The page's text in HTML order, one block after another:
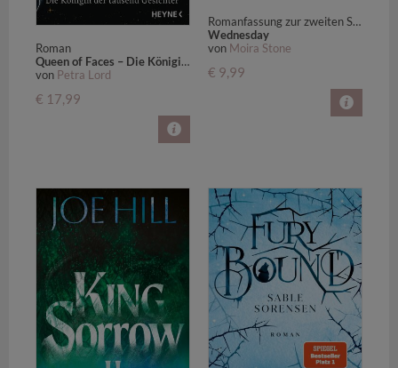
Roman
Queen of Faces – Die Königin der tausend Gesichter
von Petra Lord
€ 17,99
Romanfassung zur zweiten Staffel - Kehre zurück in die grandios unheimliche Welt der Erfolgsserie
Wednesday
von Moira Stone
€ 9,99